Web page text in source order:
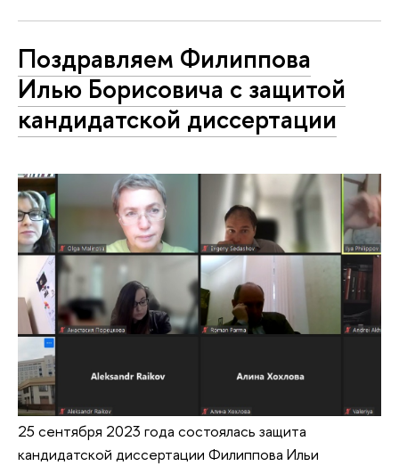
Поздравляем Филиппова
Илью Борисовича с защитой
кандидатской диссертации
25 сентября 2023 года состоялась защита
кандидатской диссертации Филиппова Ильи